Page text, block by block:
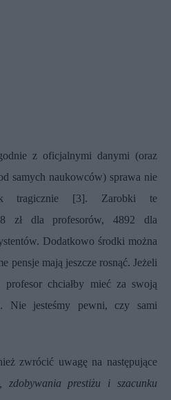
danymi (oraz
samych naukowców) sprawa nie
tragicznie [3]. Zarobki te
zł dla profesorów, 4892 dla
Dodatkowo środki można
pensje mają jeszcze rosnąć. Jeżeli
chciałby mieć za swoją
Nie jesteśmy pewni, czy sami
uwagę na następujące
zdobywania prestiżu i szacunku